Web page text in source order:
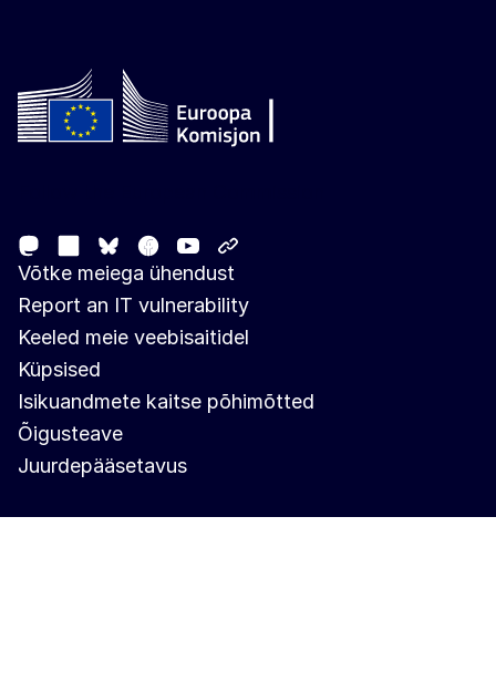
MastodonLinkedIn
Bluesky
Facebook
Youtube
Võtke meiega ühendust
Report an IT vulnerability
Keeled meie veebisaitidel
Küpsised
Isikuandmete kaitse põhimõtted
Õigusteave
Juurdepääsetavus